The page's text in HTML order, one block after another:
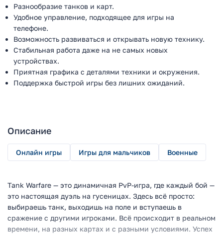
Разнообразие танков и карт.
Удобное управление, подходящее для игры на
телефоне.
Возможность развиваться и открывать новую технику.
Стабильная работа даже на не самых новых
устройствах.
Приятная графика с деталями техники и окружения.
Поддержка быстрой игры без лишних ожиданий.
Описание
Онлайн игры Игры для мальчиков Военные
Tank Warfare — это динамичная PvP-игра, где каждый бой —
это настоящая дуэль на гусеницах. Здесь всё просто:
выбираешь танк, выходишь на поле и вступаешь в
сражение с другими игроками. Всё происходит в реальном
времени, на разных картах и с разными условиями. Успех